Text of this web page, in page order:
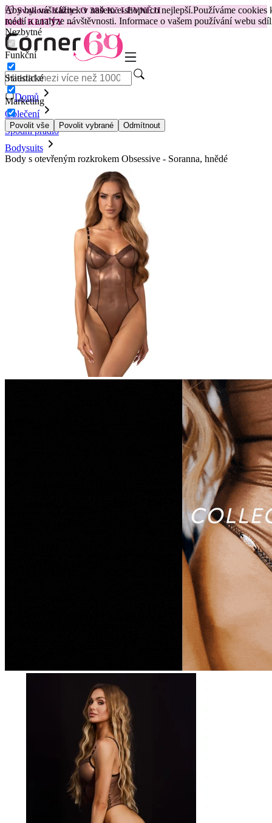
Aby byl váš zážitek v našem e-shopu co nejlepší.Používáme cookies
médií a analýze návštěvnosti. Informace o vašem používání webu
Nezbytné
Funkční
Statistické
Marketing
Povolit vše Povolit vybrané Odmítnout
😽Svakom Klitty: O 380 Kč LEVNĚJI
Kód: KLITTY →
Domů
Oblečení
Spodní prádlo
Bodysuits
Body s otevřeným rozkrokem Obsessive - Soranna, hnědé